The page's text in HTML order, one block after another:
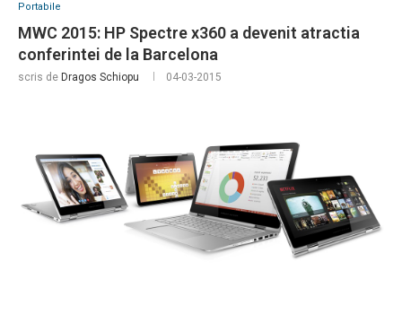
Portabile
MWC 2015: HP Spectre x360 a devenit atractia
conferintei de la Barcelona
scris de Dragos Schiopu 04-03-2015